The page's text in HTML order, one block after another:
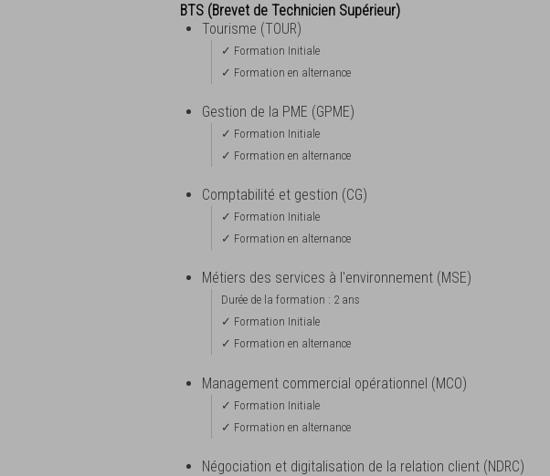
BTS (Brevet de Technicien Supérieur)
Tourisme (TOUR)
✓ Formation Initiale
✓ Formation en alternance
Gestion de la PME (GPME)
✓ Formation Initiale
✓ Formation en alternance
Comptabilité et gestion (CG)
✓ Formation Initiale
✓ Formation en alternance
Métiers des services à l'environnement (MSE)
Durée de la formation : 2 ans
✓ Formation Initiale
✓ Formation en alternance
Management commercial opérationnel (MCO)
✓ Formation Initiale
✓ Formation en alternance
Négociation et digitalisation de la relation client (NDRC)